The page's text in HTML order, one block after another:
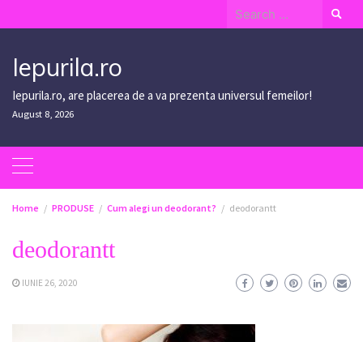
to
Search
for:
Iepurila.ro
Iepurila.ro, are placerea de a va prezenta universul femeilor!
August 8, 2026
Home PRODUSE Cum alegi un deodorant? deodorantt
deodorantt
IUNIE 26, 2020